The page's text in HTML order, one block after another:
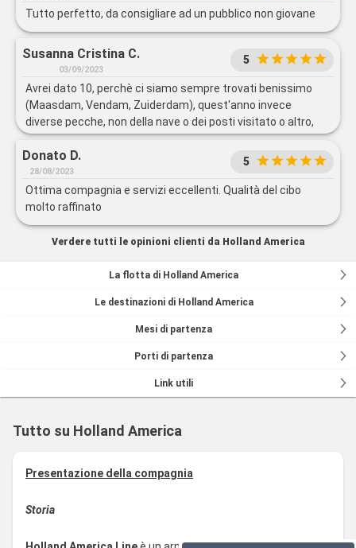
Tutto perfetto, da consigliare ad un pubblico non giovane
Susanna Cristina C.
03/09/2023
5
Avrei dato 10, perchè ci siamo sempre trovati benissimo
(Maasdam, Vendam, Zuiderdam), quest'anno invece
diverse pecche, non della nave o dei posti visitato o altro,
ma del servizio a bordo (per il quale scriverò direttamente
alla compagnia). Magari è dovuto al fatto che questa nave è
più grande delle precedenti della stessa compagnia su cui
abbiam viaggiato, ma visto che si paga (e non poco) per
avere dei servizi, si spera anche di riceverli, invece spesso
eravamo abbandonati a noi stessi
Donato D.
28/08/2023
5
Ottima compagnia e servizi eccellenti. Qualità del cibo
molto raffinato
Verdere tutti le opinioni clienti da Holland America
La flotta di Holland America
Le destinazioni di Holland America
Mesi di partenza
Porti di partenza
Link utili
Tutto su Holland America
Presentazione della compagnia
Storia